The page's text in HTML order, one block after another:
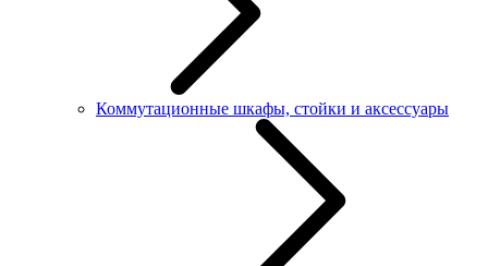
Коммутационные шкафы, стойки и аксессуары